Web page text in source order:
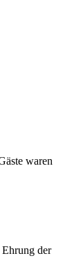
waren
der